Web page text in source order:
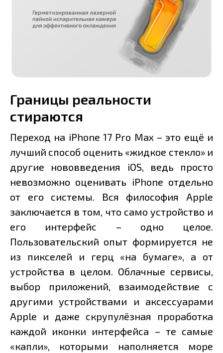
Границы реальности
стираются
Переход на iPhone 17 Pro Max – это ещё и
лучший способ оценить «жидкое стекло» и
другие нововведения iOS, ведь просто
невозможно оценивать iPhone отдельно
от его системы. Вся философия Apple
заключается в том, что само устройство и
его интерфейс – одно целое.
Пользовательский опыт формируется не
из пикселей и герц «на бумаге», а от
устройства в целом. Облачные сервисы,
выбор приложений, взаимодействие с
другими устройствами и аксессуарами
Apple и даже скрупулёзная проработка
каждой иконки интерфейса – те самые
«капли», которыми наполняется море